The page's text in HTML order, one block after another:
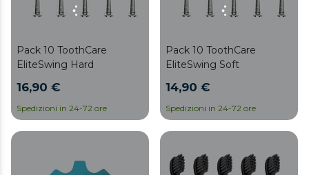
Pack 10 ToothCare
EliteSwing Hard
16,90 €
Spedizioni in 24-72 ore
Pack 10 ToothCare
EliteSwing Soft
14,90 €
Spedizioni in 24-72 ore